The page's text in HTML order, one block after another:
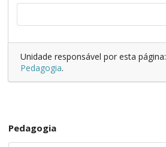
Unidade responsável por esta página:
Pedagogia.
Pedagogia